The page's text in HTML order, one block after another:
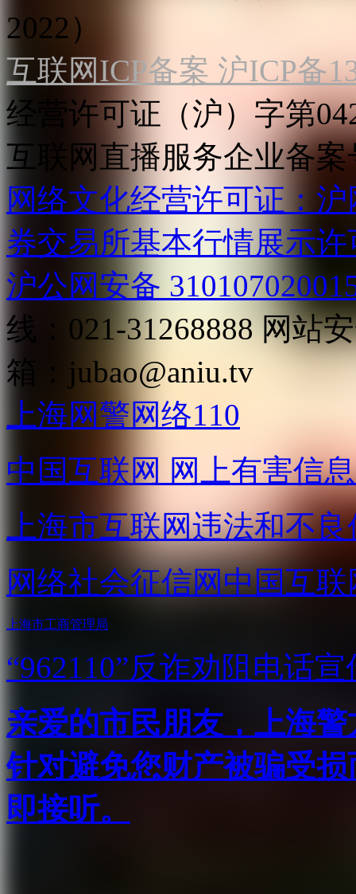
2022）
互联网ICP备案 沪ICP备
经营许可证（沪）字第
互联网直播服务企业备案
网络文化经营许可证：
券交易所基本行情展示许
沪公网安备
线：021-31268888 网站
箱： jubao@aniu.tv
上海网警网络110
中国互联网 网上有害信
上海市互联网违法和不
网络社会征信网中国互
上海市工商管理局
“962110”反诈劝阻电话宣
亲爱的市民朋友，上海
针对避免您财产被骗受
即接听。